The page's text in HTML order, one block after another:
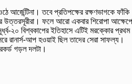
আর্জেন্টিনা। তবে প্রতিপক্ষের রক্ষণভাগকে ফাঁকি
উত্তরসূরীরা। ফলে আরো একবার শিরোপা আক্ষেপে
২০ বিশ্বকাপের ইতিহাসে এটিই মরক্কোর প্রথম
রানার্স-আপ হওয়াই ছিল তাদের সেরা সাফল্য।
গড়ল দলটা।